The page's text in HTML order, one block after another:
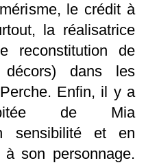
le crédit à
la réalisatrice
reconstitution de
décors) dans les
Enfin, il y a
de Mia
sensibilité et en
son personnage.